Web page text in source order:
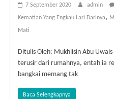
7 September 2020 admin
Kematian Yang Engkau Lari Darinya,
Mati
Ditulis Oleh: Mukhlisin Abu
terusir dari rumahnya, entah ia
bangkai memang tak
Baca Selengkapnya